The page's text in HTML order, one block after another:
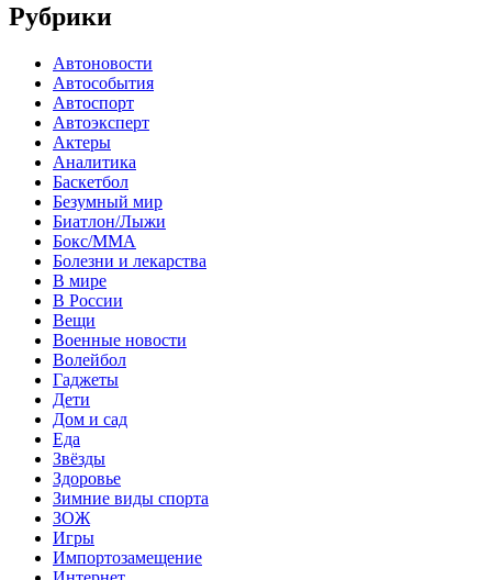
Рубрики
Автоновости
Автособытия
Автоспорт
Автоэксперт
Актеры
Аналитика
Баскетбол
Безумный мир
Биатлон/Лыжи
Бокс/MMA
Болезни и лекарства
В мире
В России
Вещи
Военные новости
Волейбол
Гаджеты
Дети
Дом и сад
Еда
Звёзды
Здоровье
Зимние виды спорта
ЗОЖ
Игры
Импортозамещение